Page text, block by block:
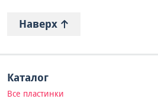
Наверх
Каталог
Все пластинки